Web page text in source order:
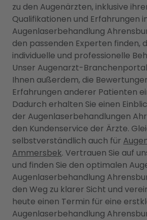
zu den Augenärzten, inklusive
Qualifikationen und Erfahrungen
Augenlaserbehandlung
den passenden Experten finden,
individuelle und professionelle
Unser Augenarzt-
Ihnen außerdem, die
Erfahrungen anderer Patienten
Dadurch erhalten Sie einen
der Augenlaserbehandlungen
den Kundenservice der Ärzte.
selbstverständlich auch für
Ammersbek. Vertrauen Sie auf
und finden Sie den optimalen
Augenlaserbehandlung
den Weg zu klarer Sicht und
heute einen Termin für eine
Augenlaserbehandlung